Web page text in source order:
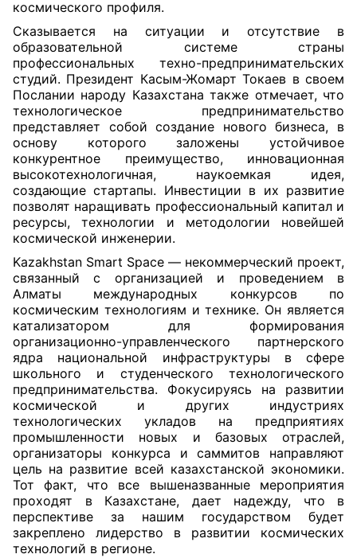
космического профиля.
Сказывается на ситуации и отсутствие в
образовательной системе страны
профессиональных техно-предпринимательских
студий. Президент Касым-Жомарт Токаев в своем
Послании народу Казахстана также отмечает, что
технологическое предпринимательство
представляет собой создание нового бизнеса, в
основу которого заложены устойчивое
конкурентное преимущество, инновационная
высокотехнологичная, наукоемкая идея,
создающие стартапы. Инвестиции в их развитие
позволят наращивать профессиональный капитал и
ресурсы, технологии и методологии новейшей
космической инженерии.
Kazakhstan Smart Space — некоммерческий проект,
связанный с организацией и проведением в
Алматы международных конкурсов по
космическим технологиям и технике. Он является
катализатором для формирования
организационно-управленческого партнерского
ядра национальной инфраструктуры в сфере
школьного и студенческого технологического
предпринимательства. Фокусируясь на развитии
космической и других индустриях
технологических укладов на предприятиях
промышленности новых и базовых отраслей,
организаторы конкурса и саммитов направляют
цель на развитие всей казахстанской экономики.
Тот факт, что все вышеназванные мероприятия
проходят в Казахстане, дает надежду, что в
перспективе за нашим государством будет
закреплено лидерство в развитии космических
технологий в регионе.